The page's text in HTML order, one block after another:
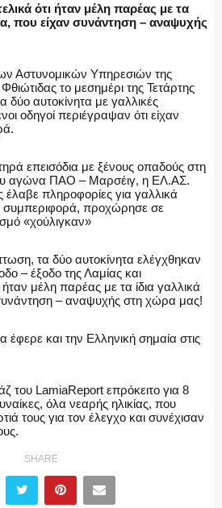
ότι ήταν μέλη παρέας με τα
που είχαν συνάντηση – αναψυχής
Αστυνομικών Υπηρεσιών της
το μεσημέρι της Τετάρτης
δύο αυτοκίνητα με γαλλικές
οδηγοί περιέγραψαν ότι είχαν
επεισόδια με ξένους οπαδούς στη
αγώνα ΠΑΟ – Μαρσέιγ, η ΕΛ.ΑΣ.
έλαβε πληροφορίες για γαλλικά
συμπεριφορά, προχώρησε σε
«χούλιγκαν»
τα δύο αυτοκίνητα ελέγχθηκαν
– έξοδο της Λαμίας και
ήταν μέλη παρέας με τα ίδια γαλλικά
– αναψυχής στη χώρα μας!
έφερε και την Ελληνική σημαία στις
του LamiaReport επρόκειτο για 8
όλα νεαρής ηλικίας, που
τους για τον έλεγχο και συνέχισαν
SHARE